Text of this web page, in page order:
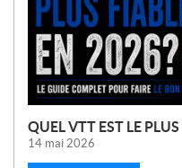
E
QUEL VTT EST LE
14 mai 2026